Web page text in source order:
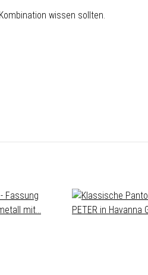
wissen sollten.